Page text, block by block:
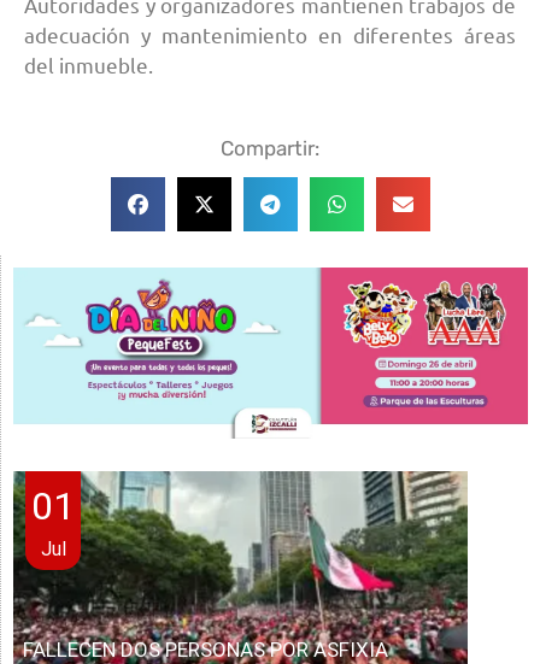
adecuación y mantenimiento en diferentes áreas
del inmueble.
Compartir:
01
Jul
FALLECEN DOS PERSONAS POR ASFIXIA